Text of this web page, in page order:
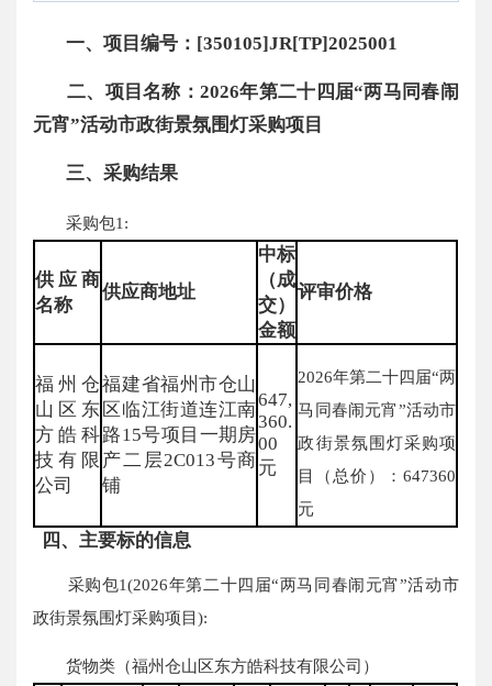
一、项目编号：[350105]JR[TP]2025001
二、项目名称：2026年第二十四届“两马同春闹
元宵”活动市政街景氛围灯采购项目
三、采购结果
采购包1:
供应商
名称
供应商地址
中标
（成
交）
金额
评审价格
福州仓
山区东
方皓科
技有限
公司
福建省福州市仓山
区临江街道连江南
路15号项目一期房
产二层2C013号商
铺
647,
360.
00
元
2026年第二十四届“两
马同春闹元宵”活动市
政街景氛围灯采购项
目（总价）：647360
元
四、主要标的信息
采购包1(2026年第二十四届“两马同春闹元宵”活动市
政街景氛围灯采购项目):
货物类（福州仓山区东方皓科技有限公司）